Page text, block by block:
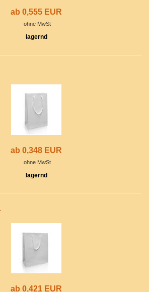
ab 0,555 EUR
ohne MwSt
lagernd
ab 0,348 EUR
ohne MwSt
lagernd
ab 0,421 EUR